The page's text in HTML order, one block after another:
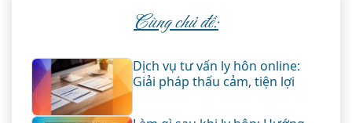
Cùng chủ đề:
Dịch vụ tư vấn ly hôn online:
Giải pháp thấu cảm, tiện lợi